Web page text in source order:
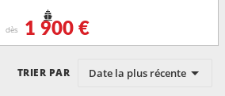
dès 1 900 €
TRIER PAR Date la plus récente